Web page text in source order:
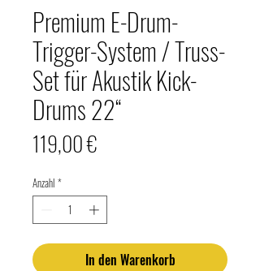
Premium E-Drum-
Trigger-System / Truss-
Set für Akustik Kick-
Drums 22“
119,00 €
Anzahl *
In den Warenkorb